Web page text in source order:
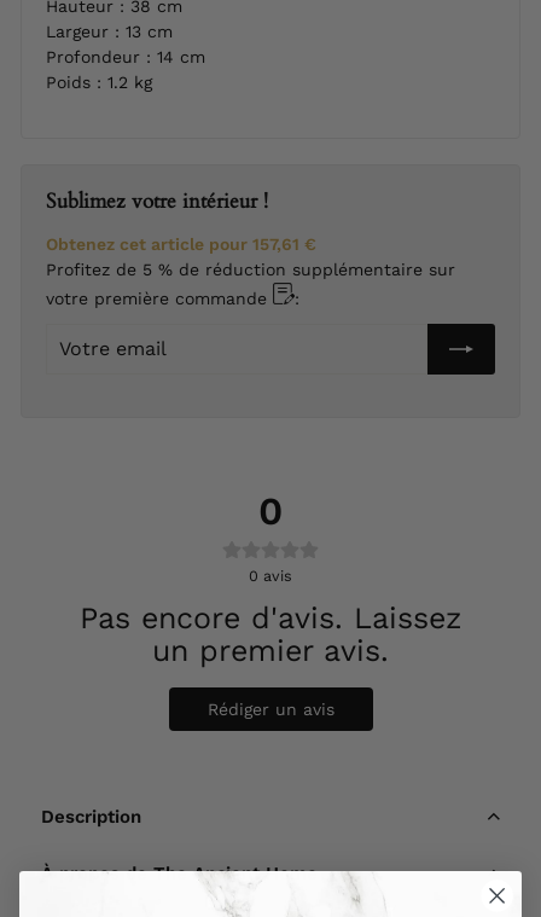
Hauteur : 38 cm
Largeur : 13 cm
Profondeur : 14 cm
Poids : 1.2 kg
Sublimez votre intérieur !
Obtenez cet article pour 157,61 €
Profitez de 5 % de réduction supplémentaire sur
votre première commande
:
Votre
0
0 avis
Pas encore d'avis. Laissez
un premier avis.
Rédiger un avis
Description
À propos de The Ancient Home